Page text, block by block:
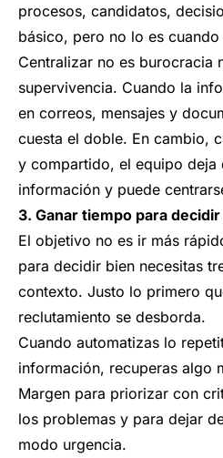
procesos, candidatos,
básico, pero no lo es
Centralizar no es burocracia
supervivencia. Cuando la
en correos, mensajes y
cuesta el doble. En cambio,
y compartido, el equipo deja
información y puede
3. Ganar tiempo para
El objetivo no es ir más
para decidir bien necesitas
contexto. Justo lo primero
reclutamiento se desborda.
Cuando automatizas lo
información, recuperas algo
Margen para priorizar con
los problemas y para dejar
modo urgencia.